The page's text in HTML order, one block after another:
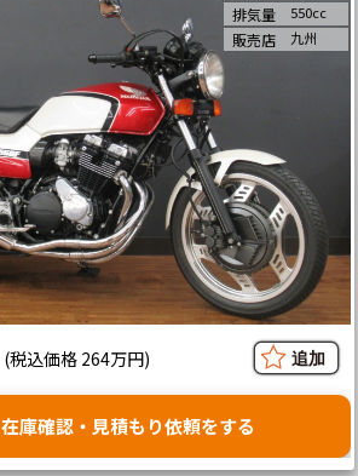
排気量 550cc
販売店 九州
(税込価格 264万円)
在庫確認・見積もり依頼をする